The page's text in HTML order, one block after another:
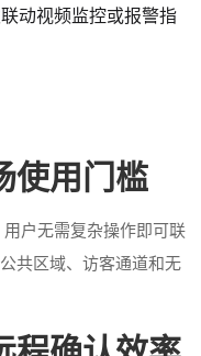
动视频监控或报警指
使用门槛
户无需复杂操作即可联
共区域、访客通道和无